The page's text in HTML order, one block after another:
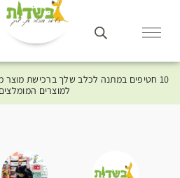
10 חטיפים במתנה לכלב שלך ברכישת
למוצרים